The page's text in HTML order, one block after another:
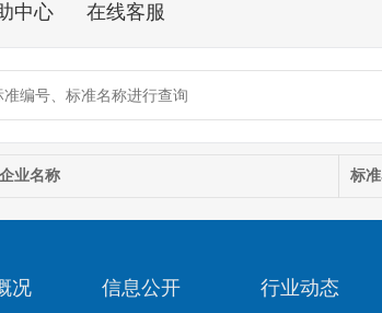
中心 在线客服
企业名称 标
况 信息公开 行业动态